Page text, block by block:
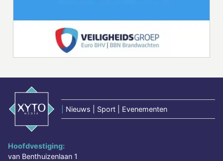
Nieuws | Sport | Evenementen
Hoofdvestiging:
van Benthuizenlaan 1